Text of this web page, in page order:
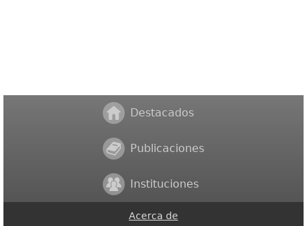
Destacados
Publicaciones
Instituciones
Acerca de